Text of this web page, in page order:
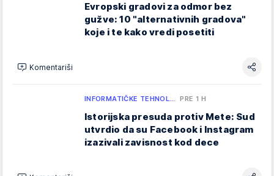
Evropski gradovi za odmor bez
gužve: 10 "alternativnih gradova"
koje i te kako vredi posetiti
Komentariši
INFORMATIČKE TEHNOL… PRE 1 H
Istorijska presuda protiv Mete: Sud
utvrdio da su Facebook i Instagram
izazivali zavisnost kod dece